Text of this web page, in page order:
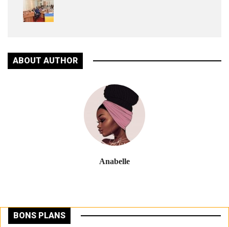
ABOUT AUTHOR
Anabelle
BONS PLANS